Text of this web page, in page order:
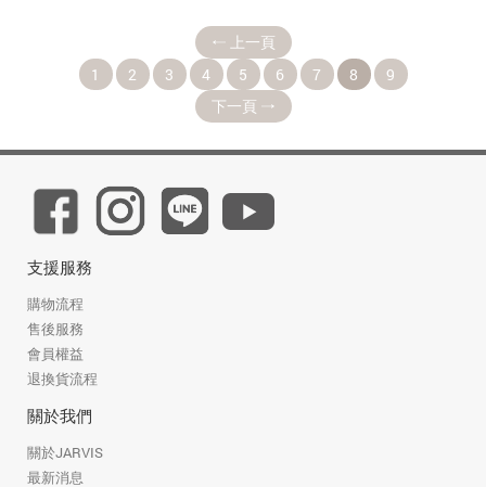
上一頁
1
2 3 4 5 6 7 8
9
下一頁
支援服務
購物流程
售後服務
會員權益
退換貨流程
關於我們
關於JARVIS
最新消息